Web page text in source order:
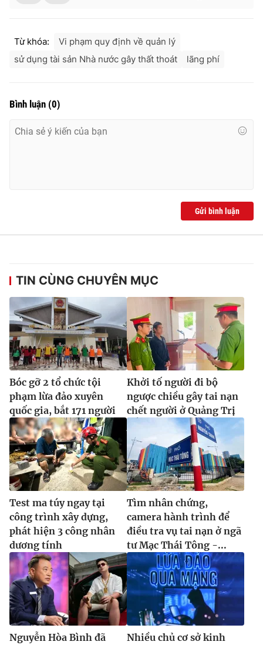
Từ khóa:
Vi phạm quy định về quản lý
sử dụng tài sản Nhà nước gây thất thoát
lãng phí
Bình luận (0)
Gửi bình luận
TIN CÙNG CHUYÊN MỤC
Bóc gỡ 2 tổ chức tội
phạm lừa đảo xuyên
quốc gia, bắt 171 người
Khởi tố người đi bộ
ngược chiều gây tai nạn
chết người ở Quảng Trị
Test ma túy ngay tại
công trình xây dựng,
phát hiện 3 công nhân
dương tính
Tìm nhân chứng,
camera hành trình để
điều tra vụ tai nạn ở ngã
tư Mạc Thái Tông -...
Nguyễn Hòa Bình đã
Nhiều chủ cơ sở kinh